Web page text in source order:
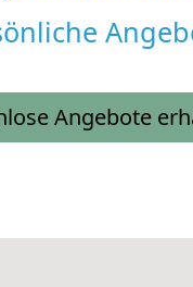
Angebote